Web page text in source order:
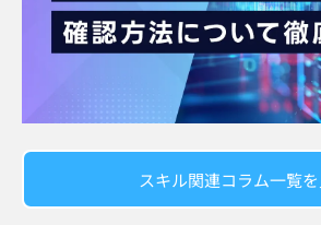
スキル関連コラム一覧